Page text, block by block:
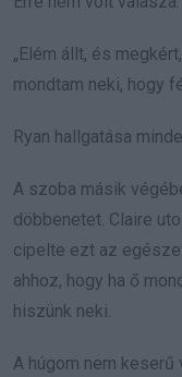
„Elém állt, és
mondtam neki, hogy
Ryan hallgatása
A szoba másik
döbbenetet. Claire
cipelte ezt az
ahhoz, hogy ha ő
hiszünk neki.
A húgom nem